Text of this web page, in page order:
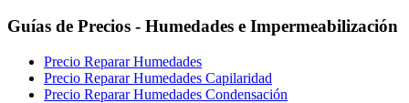
Guías de Precios - Humedades e Impermeabilización
Precio Reparar Humedades
Precio Reparar Humedades Capilaridad
Precio Reparar Humedades Condensación